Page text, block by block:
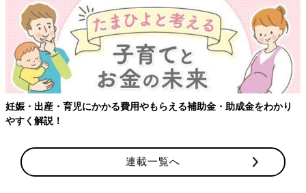
かり 【ワクチン接種できるものも】妊婦の感染症対策、知ってお
連載一覧へ